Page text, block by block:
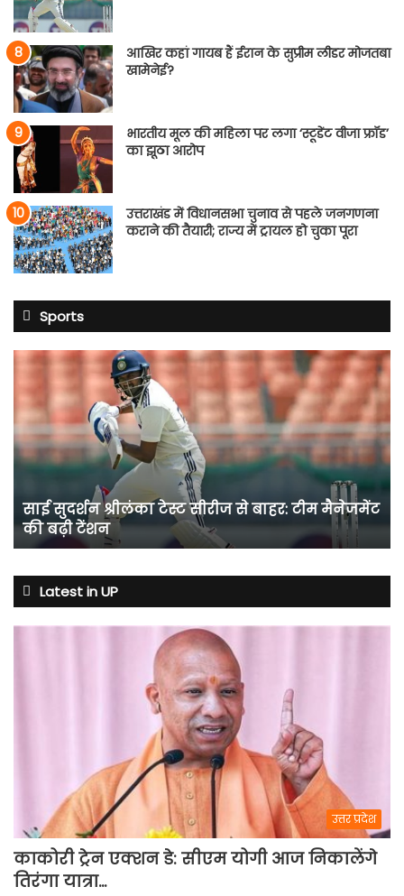
आखिर कहां गायब हैं ईरान के सुप्रीम लीडर मोजतबा
खामेनेई?
भारतीय मूल की महिला पर लगा ‘स्टूडेंट वीजा फ्रॉड’
का झूठा आरोप
उत्तराखंड में विधानसभा चुनाव से पहले जनगणना
कराने की तैयारी; राज्य में ट्रायल हो चुका पूरा
Sports
साई
श्रीलंका
टेस्ट
सीरीज
से
मैनेजमेंट
की
बढ़ी
साई सुदर्शन श्रीलंका टेस्ट सीरीज से बाहर: टीम मैनेजमेंट
की बढ़ी टेंशन
Latest in UP
उत्तर प्रदेश
काकोरी ट्रेन एक्शन डे: सीएम योगी आज निकालेंगे
तिरंगा यात्रा…